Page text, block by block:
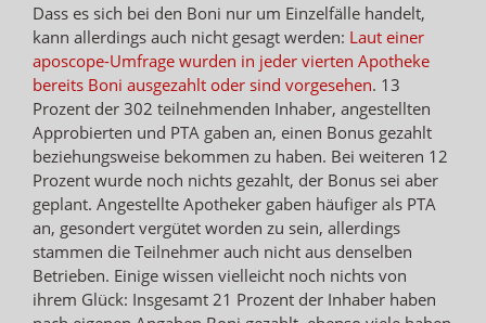
Dass es sich bei den Boni nur um Einzelfälle handelt,
kann allerdings auch nicht gesagt werden: Laut einer
aposcope-Umfrage wurden in jeder vierten Apotheke
bereits Boni ausgezahlt oder sind vorgesehen. 13
Prozent der 302 teilnehmenden Inhaber, angestellten
Approbierten und PTA gaben an, einen Bonus gezahlt
beziehungsweise bekommen zu haben. Bei weiteren 12
Prozent wurde noch nichts gezahlt, der Bonus sei aber
geplant. Angestellte Apotheker gaben häufiger als PTA
an, gesondert vergütet worden zu sein, allerdings
stammen die Teilnehmer auch nicht aus denselben
Betrieben. Einige wissen vielleicht noch nichts von
ihrem Glück: Insgesamt 21 Prozent der Inhaber haben